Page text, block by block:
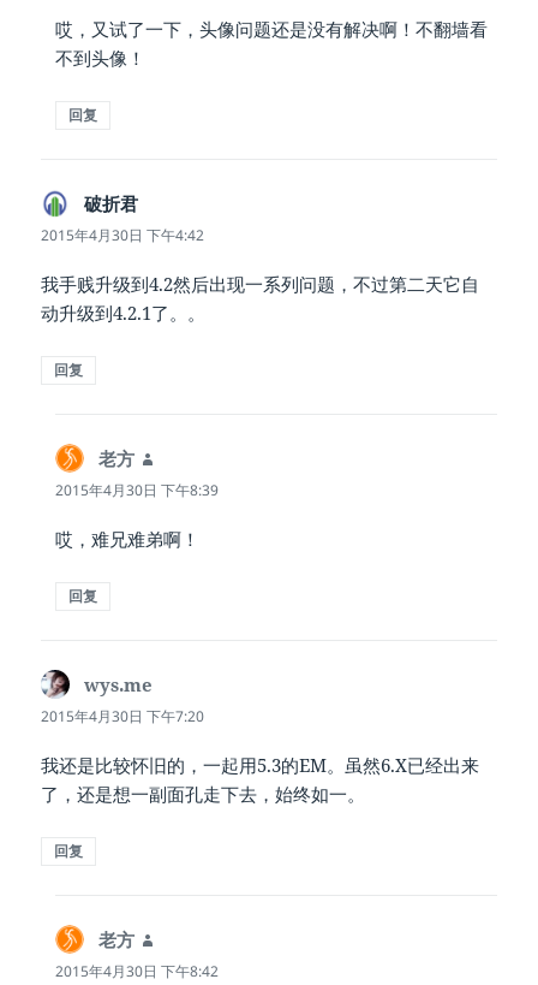
哎，又试了一下，头像问题还是没有解决啊！不翻墙看
不到头像！
回复
破折君
道：
2015年4月30日 下午4:42
我手贱升级到4.2然后出现一系列问题，不过第二天它自
动升级到4.2.1了。。
回复
老方
道：
2015年4月30日 下午8:39
哎，难兄难弟啊！
回复
wys.me
道：
2015年4月30日 下午7:20
我还是比较怀旧的，一起用5.3的EM。虽然6.X已经出来
了，还是想一副面孔走下去，始终如一。
回复
老方
道：
2015年4月30日 下午8:42